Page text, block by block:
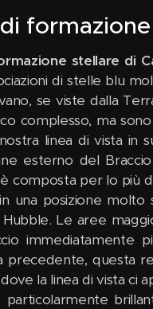
stellare di
di stelle blu
se viste dalla
complesso, ma
linea di vista in
esterno del
composta per lo più
una posizione
Le aree
immediatamente
precedente, questa
la linea di vista ci
particolarmente